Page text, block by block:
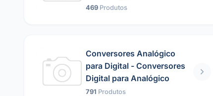
469 Produtos
Conversores Analógico
para Digital - Conversores
Digital para Analógico
791 Produtos